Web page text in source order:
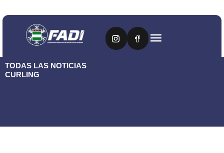
TODAS LAS NOTICIAS
CURLING